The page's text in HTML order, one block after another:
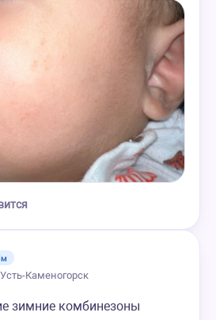
Каменогорск
зимние комбинезоны